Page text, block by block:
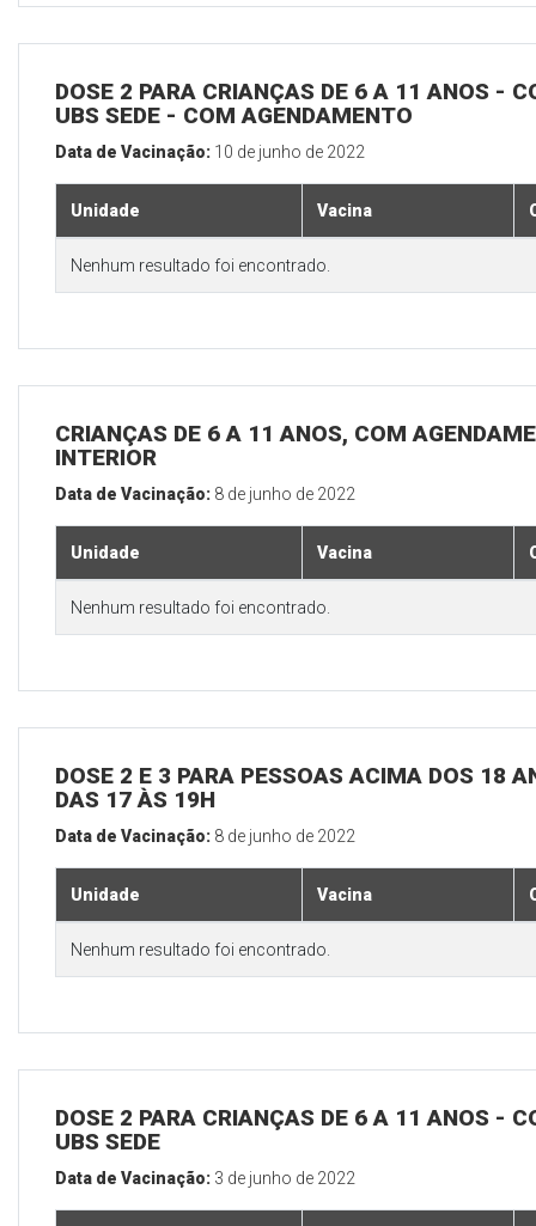
DOSE 2 PARA CRIANÇAS DE 6 A 11 ANOS -
UBS SEDE - COM AGENDAMENTO
Data de Vacinação: 10 de junho de 2022
Unidade Vacina
Nenhum resultado foi encontrado.
CRIANÇAS DE 6 A 11 ANOS, COM
INTERIOR
Data de Vacinação: 8 de junho de 2022
Unidade Vacina
Nenhum resultado foi encontrado.
DOSE 2 E 3 PARA PESSOAS ACIMA DOS 18
DAS 17 ÀS 19H
Data de Vacinação: 8 de junho de 2022
Unidade Vacina
Nenhum resultado foi encontrado.
DOSE 2 PARA CRIANÇAS DE 6 A 11 ANOS -
UBS SEDE
Data de Vacinação: 3 de junho de 2022